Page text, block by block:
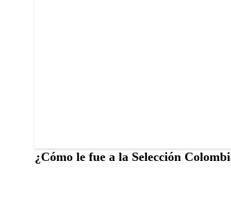
¿Cómo le fue a la Selección